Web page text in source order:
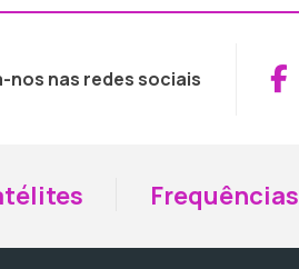
nos nas redes sociais
Frequências